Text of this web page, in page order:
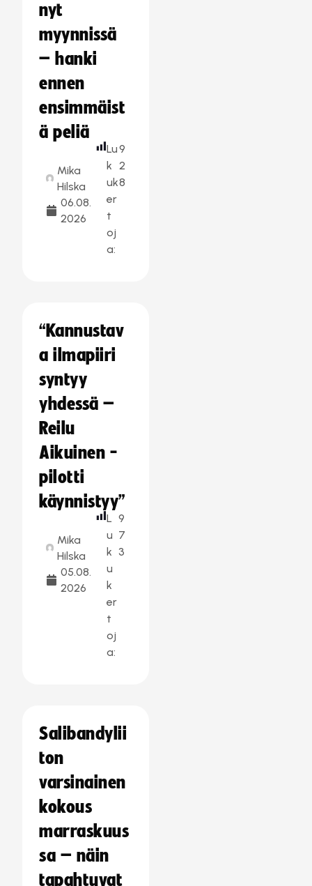
nyt
myynnissä
– hanki
ennen
ensimmäist
ä peliä
Mika
Hilska
06.08.
2026
Lu
k
uk
er
t
oj
a:
9
2
8
“Kannustav
a ilmapiiri
syntyy
yhdessä –
Reilu
Aikuinen -
pilotti
käynnistyy”
Mika
Hilska
05.08.
2026
L
u
k
u
k
er
t
oj
a:
9
7
3
Salibandylii
ton
varsinainen
kokous
marraskuus
sa – näin
tapahtuvat